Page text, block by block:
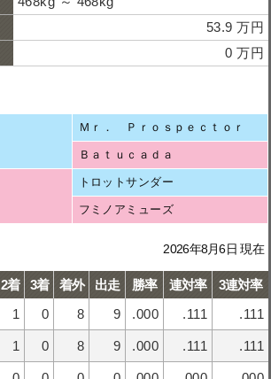
53.9 万円
0 万円
Ｍｒ． Ｐｒｏｓｐｅｃｔｏｒ
Ｂａｔｕｃａｄａ
トロットサンダー
フミノアミューズ
2026年8月6日 現在
2着 3着 着外 出走 勝率 連対率
3連対率
1 0 8 9 .000 .111 .111
1 0 8 9 .000 .111 .111